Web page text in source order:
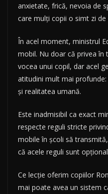
anxietate, frică, nevoia de
care mulți copii o simt zi
În acel moment, ministrul
mobil. Nu doar că privea
vocea unui copil, dar acel
atitudini mult mai
și realitatea umană.
Este inadmisibil ca exact
respecte reguli stricte
mobile în școli să
că acele reguli sunt
Ce lecție oferim copiilor
mai poate avea un sistem